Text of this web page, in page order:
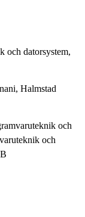
och datorsystem,
Halmstad
och
och